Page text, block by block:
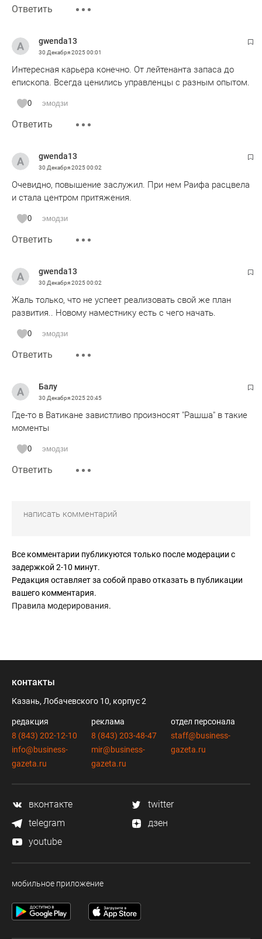
Ответить
gwenda13
30 Декабря 202500:01
Интересная карьера конечно. От лейтенанта запаса до
епископа. Всегда ценились управленцы с разным опытом.
0 эмодзи
Ответить
gwenda13
30 Декабря 202500:02
Очевидно, повышение заслужил. При нем Раифа расцвела
и стала центром притяжения.
0 эмодзи
Ответить
gwenda13
30 Декабря 202500:02
Жаль только, что не успеет реализовать свой же план
развития.. Новому наместнику есть с чего начать.
0 эмодзи
Ответить
Балу
30 Декабря 202520:45
Где-то в Ватикане завистливо произносят "Рашша" в такие
моменты
0 эмодзи
Ответить
Все комментарии публикуются только после модерации с
задержкой 2-10 минут.
Редакция оставляет за собой право отказать в публикации
вашего комментария.
Правила модерирования.
контакты
Казань, Лобачевского 10, корпус 2
редакция
8 (843) 202-12-10
info@business-
gazeta.ru
реклама
8 (843) 203-48-47
mir@business-
gazeta.ru
отдел персонала
staff@business-
gazeta.ru
вконтакте
twitter
telegram
дзен
youtube
мобильное приложение